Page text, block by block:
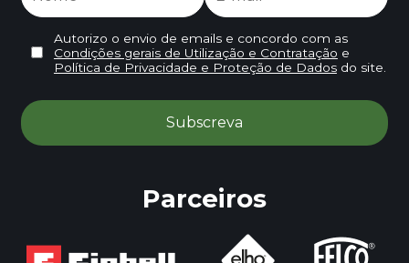
Autorizo o envio de emails e concordo com as
Condições gerais de Utilização e Contratação e
Política de Privacidade e Proteção de Dadosdo site.
Parceiros